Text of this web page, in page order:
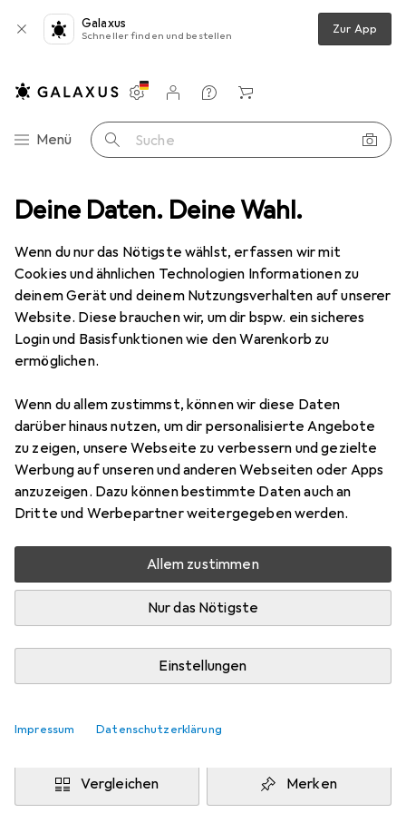
Deine Daten. Deine Wahl.
Wenn du nur das Nötigste wählst, erfassen wir mit
Cookies und ähnlichen Technologien Informationen zu
deinem Gerät und deinem Nutzungsverhalten auf unserer
Website. Diese brauchen wir, um dir bspw. ein sicheres
Login und Basisfunktionen wie den Warenkorb zu
ermöglichen.
Wenn du allem zustimmst, können wir diese Daten
darüber hinaus nutzen, um dir personalisierte Angebote
zu zeigen, unsere Webseite zu verbessern und gezielte
Werbung auf unseren und anderen Webseiten oder Apps
anzuzeigen. Dazu können bestimmte Daten auch an
Dritte und Werbepartner weitergegeben werden.
Allem zustimmen
Nur das Nötigste
Einstellungen
Impressum Datenschutzerklärung
Galaxus
Schneller finden und bestellen Zur App
Navigation nach Kategorien
Menü Suche
Einstellungen
Kundenkonto
Vergleichslisten
Merklisten
Warenkorb
Netzwerkkabel StarTech 0.5M GRAY CAT6 SFTP CABLE
2 Bilder
StarTech0.5M GRAY CAT6 SFTP
CABLE
SF/UTP, CAT6, 0.50 m
Preis in EUR inkl. MwSt.
EUR
12,95
26
Bewertungen Marke
Mehr von StarTech
Nur 2 Stück an Lager beim Drittanbieter
Lieferort angeben für genaue Lieferzeit
JACOBDE
In den Warenkorb
Vergleichen Merken